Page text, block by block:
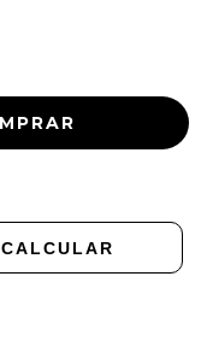
CALCULAR